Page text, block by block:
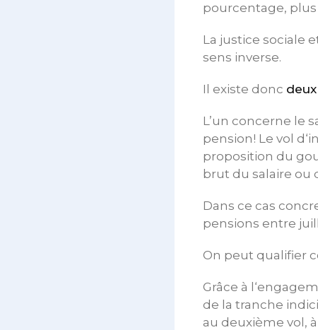
pourcentage, plus
La justice sociale
sens inverse.
Il existe donc
L’un concerne le
pension! Le vol
proposition du
brut du salaire ou
Dans ce cas
pensions entre
On peut qualifier
Grâce à
de la tranche
au deuxième vol,